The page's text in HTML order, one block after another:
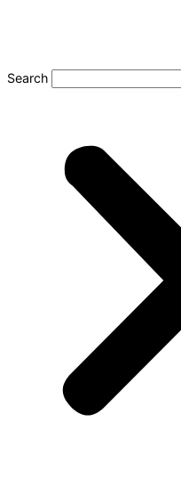
Search